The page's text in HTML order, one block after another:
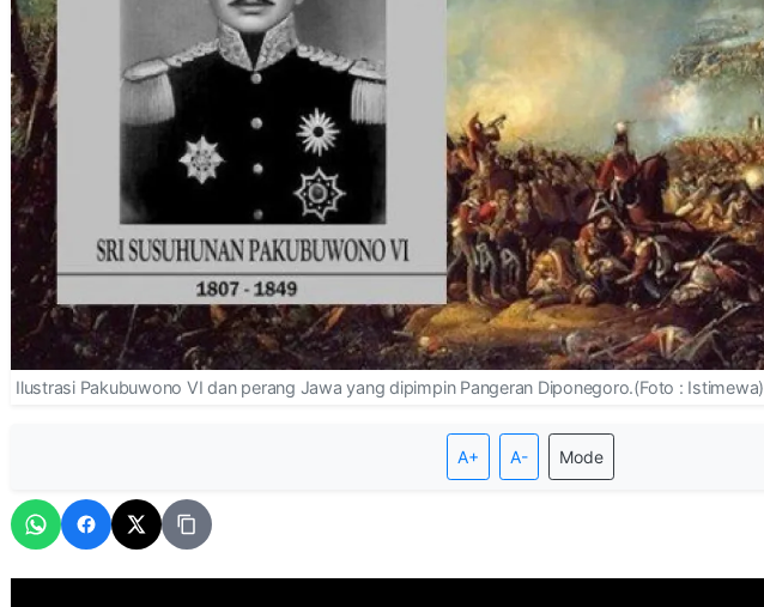
Ilustrasi Pakubuwono VI dan perang Jawa yang dipimpin Pangeran Diponegoro.(Foto : Istimewa)
A+ A- Mode